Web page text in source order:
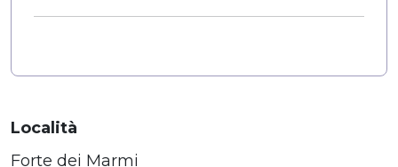
Località
Forte dei Marmi